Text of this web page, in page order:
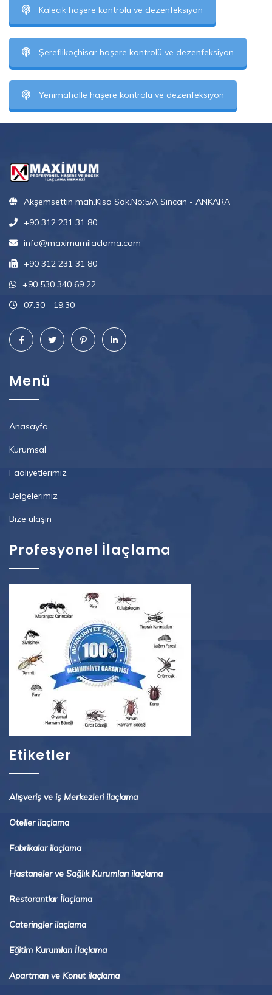
Kalecik haşere kontrolü ve dezenfeksiyon
Şereflikoçhisar haşere kontrolü ve dezenfeksiyon
Yenimahalle haşere kontrolü ve dezenfeksiyon
Akşemsettin mah.Kısa Sok.No:5/A Sincan - ANKARA
+90 312 231 31 80
info@maximumilaclama.com
+90 312 231 31 80
+90 530 340 69 22
07:30 - 19:30
Menü
Anasayfa
Kurumsal
Faaliyetlerimiz
Belgelerimiz
Bize ulaşın
Profesyonel İlaçlama
Etiketler
Alışveriş ve iş Merkezleri ilaçlama
Oteller ilaçlama
Fabrikalar ilaçlama
Hastaneler ve Sağlık Kurumları ilaçlama
Restorantlar İlaçlama
Cateringler ilaçlama
Eğitim Kurumları İlaçlama
Apartman ve Konut ilaçlama